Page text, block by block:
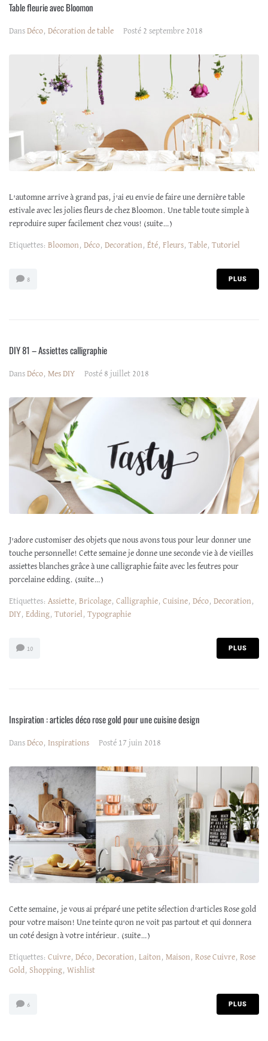
Table fleurie avec Bloomon
Dans Déco, Décoration de table Posté 2 septembre 2018
L'automne arrive à grand pas, j'ai eu envie de faire une dernière table
estivale avec les jolies fleurs de chez Bloomon. Une table toute simple à
reproduire super facilement chez vous! (suite…)
Etiquettes: Bloomon, Déco, Decoration, Été, Fleurs, Table, Tutoriel
8 PLUS
DIY 81 – Assiettes calligraphie
Dans Déco, Mes DIY Posté 8 juillet 2018
J'adore customiser des objets que nous avons tous pour leur donner une
touche personnelle! Cette semaine je donne une seconde vie à de vieilles
assiettes blanches grâce à une calligraphie faite avec les feutres pour
porcelaine edding. (suite…)
Etiquettes: Assiette, Bricolage, Calligraphie, Cuisine, Déco, Decoration,
DIY, Edding, Tutoriel , Typographie
10 PLUS
Inspiration : articles déco rose gold pour une cuisine design
Dans Déco, Inspirations Posté 17 juin 2018
Cette semaine, je vous ai préparé une petite sélection d'articles Rose gold
pour votre maison! Une teinte qu'on ne voit pas partout et qui donnera
un coté design à votre intérieur. (suite…)
Etiquettes: Cuivre, Déco, Decoration, Laiton, Maison, Rose Cuivre, Rose
Gold, Shopping, Wishlist
6 PLUS